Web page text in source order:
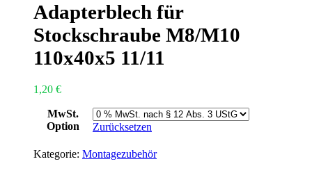
Adapterblech für
Stockschraube M8/M10
110x40x5 11/11
1,20 €
MwSt.
Option
Zurücksetzen
Kategorie: Montagezubehör